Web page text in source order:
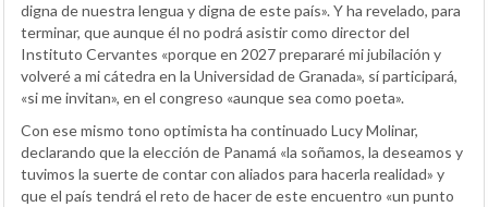
digna de nuestra lengua y digna de este país». Y ha revelado, para
terminar, que aunque él no podrá asistir como director del
Instituto Cervantes «porque en 2027 prepararé mi jubilación y
volveré a mi cátedra en la Universidad de Granada», sí participará,
«si me invitan», en el congreso «aunque sea como poeta».
Con ese mismo tono optimista ha continuado Lucy Molinar,
declarando que la elección de Panamá «la soñamos, la deseamos y
tuvimos la suerte de contar con aliados para hacerla realidad» y
que el país tendrá el reto de hacer de este encuentro «un punto